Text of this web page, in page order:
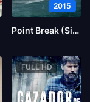
2015
Point Break (Sin límites)
FULL HD